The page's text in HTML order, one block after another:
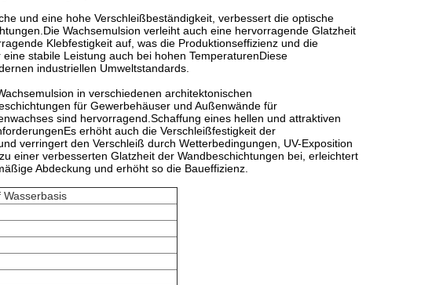
und eine hohe Verschleißbeständigkeit, verbessert die optische
Wachsemulsion verleiht auch eine hervorragende Glatzheit
Klebfestigkeit auf, was die Produktionseffizienz und die
stabile Leistung auch bei hohen TemperaturenDiese
industriellen Umweltstandards.
in verschiedenen architektonischen
für Gewerbehäuser und Außenwände für
sind hervorragend.Schaffung eines hellen und attraktiven
erhöht auch die Verschleißfestigkeit der
verringert den Verschleiß durch Wetterbedingungen, UV-Exposition
einer verbesserten Glatzheit der Wandbeschichtungen bei, erleichtert
Abdeckung und erhöht so die Baueffizienz.